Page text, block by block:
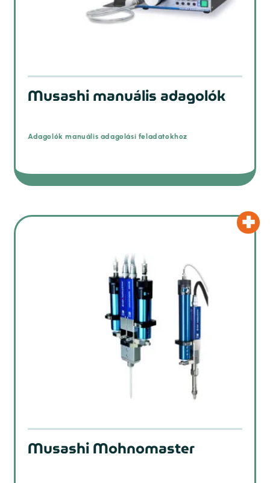
Musashi manuális adagolók
Adagolók manuális adagolási feladatokhoz
Musashi Mohnomaster